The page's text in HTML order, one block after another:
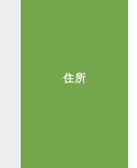
住所